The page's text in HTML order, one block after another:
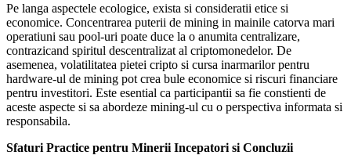
Pe langa aspectele ecologice, exista si consideratii etice si
economice. Concentrarea puterii de mining in mainile catorva mari
operatiuni sau pool-uri poate duce la o anumita centralizare,
contrazicand spiritul descentralizat al criptomonedelor. De
asemenea, volatilitatea pietei cripto si cursa inarmarilor pentru
hardware-ul de mining pot crea bule economice si riscuri financiare
pentru investitori. Este esential ca participantii sa fie constienti de
aceste aspecte si sa abordeze mining-ul cu o perspectiva informata si
responsabila.
Sfaturi Practice pentru Minerii Incepatori si Concluzii